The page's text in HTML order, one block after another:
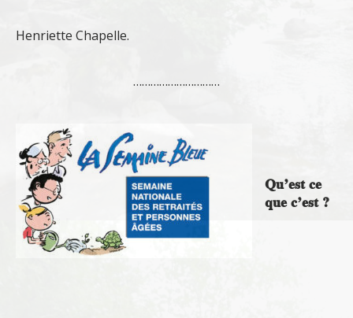
Henriette Chapelle.
…………………………
Qu’est ce
que c’est ?